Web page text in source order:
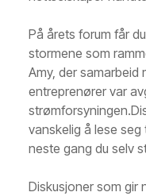
På årets forum får
stormene som
Amy, der samarbeid
entreprenører var
vanskelig å lese
neste gang du selv
Diskusjoner som gir